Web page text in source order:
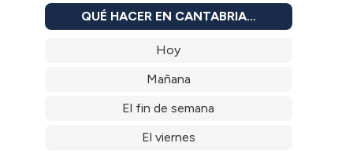
QUÉ HACER EN CANTABRIA…
Hoy
Mañana
El fin de semana
El viernes